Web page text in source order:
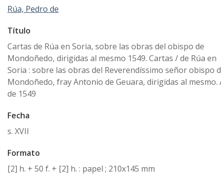
Rúa, Pedro de
Título
Cartas de Rúa en Soria, sobre las obras del obispo de
Mondoñedo, dirigidas al mesmo 1549. Cartas / de Rúa en
Soria : sobre las obras del Reverendíssimo señor obispo
Mondoñedo, fray Antonio de Geuara, dirigidas al mesmo.
de 1549
Fecha
s. XVII
Formato
[2] h. + 50 f. + [2] h. : papel ; 210x145 mm